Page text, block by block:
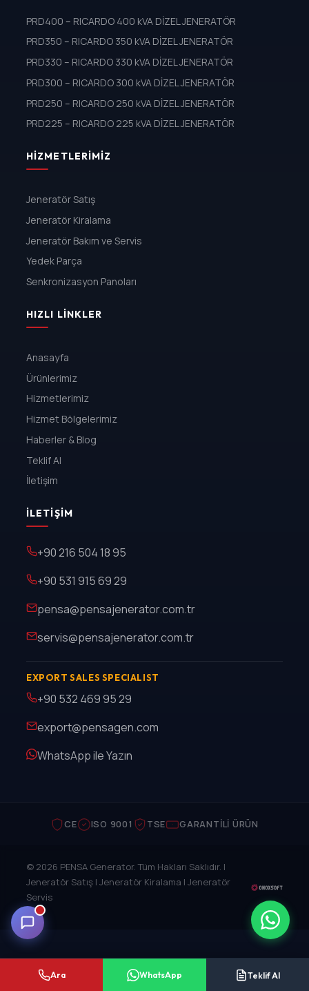
PRD400 – RICARDO 400 kVA DİZEL JENERATÖR
PRD350 – RICARDO 350 kVA DİZEL JENERATÖR
PRD330 – RICARDO 330 kVA DİZEL JENERATÖR
PRD300 – RICARDO 300 kVA DİZEL JENERATÖR
PRD250 – RICARDO 250 kVA DİZEL JENERATÖR
PRD225 – RICARDO 225 kVA DİZEL JENERATÖR
HIZMETLERIMIZ
Jeneratör Satış
Jeneratör Kiralama
Jeneratör Bakım ve Servis
Yedek Parça
Senkronizasyon Panoları
HIZLI LINKLER
Anasayfa
Ürünlerimiz
Hizmetlerimiz
Hizmet Bölgelerimiz
Haberler & Blog
Teklif Al
İletişim
İLETIŞIM
+90 216 504 18 95
+90 531 915 69 29
pensa@pensajenerator.com.tr
servis@pensajenerator.com.tr
EXPORT SALES SPECIALIST
+90 532 469 95 29
export@pensagen.com
WhatsApp ile Yazın
CE ISO 9001 TSE GARANTILI ÜRÜN
© 2026 PENSA Generator. Tüm Hakları Saklıdır. |
Jeneratör Satış | Jeneratör Kiralama | Jeneratör
Servis
Ara WhatsApp Teklif Al